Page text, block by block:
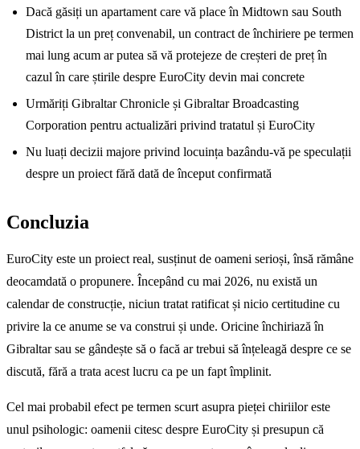
Dacă găsiți un apartament care vă place în Midtown sau South
District la un preț convenabil, un contract de închiriere pe termen
mai lung acum ar putea să vă protejeze de creșteri de preț în
cazul în care știrile despre EuroCity devin mai concrete
Urmăriți Gibraltar Chronicle și Gibraltar Broadcasting
Corporation pentru actualizări privind tratatul și EuroCity
Nu luați decizii majore privind locuința bazându-vă pe speculații
despre un proiect fără dată de început confirmată
Concluzia
EuroCity este un proiect real, susținut de oameni serioși, însă rămâne
deocamdată o propunere. Începând cu mai 2026, nu există un
calendar de construcție, niciun tratat ratificat și nicio certitudine cu
privire la ce anume se va construi și unde. Oricine închiriază în
Gibraltar sau se gândește să o facă ar trebui să înțeleagă despre ce se
discută, fără a trata acest lucru ca pe un fapt împlinit.
Cel mai probabil efect pe termen scurt asupra pieței chiriilor este
unul psihologic: oamenii citesc despre EuroCity și presupun că